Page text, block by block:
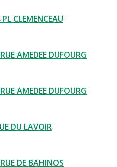
CLEMENCEAU
AMEDEE DUFOURG
AMEDEE DUFOURG
DU LAVOIR
DE BAHINOS